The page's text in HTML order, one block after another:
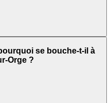
se bouche-t-il à
Orge ?